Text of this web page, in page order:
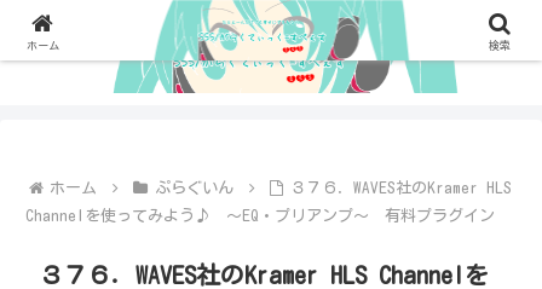
ホーム ぷらぐいん
３７６．WAVES社のKramer HLS
Channelを使ってみよう♪ ～EQ・プリアンプ～ 有料プラグイン
３７６．WAVES社のKramer HLS Channelを
ホーム 検索